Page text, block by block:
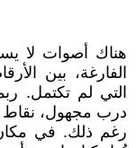
هناك أصوات لا
الفارغة، بين
التي لم تكتمل.
درب مجهول، نقاط
رغم ذلك. في